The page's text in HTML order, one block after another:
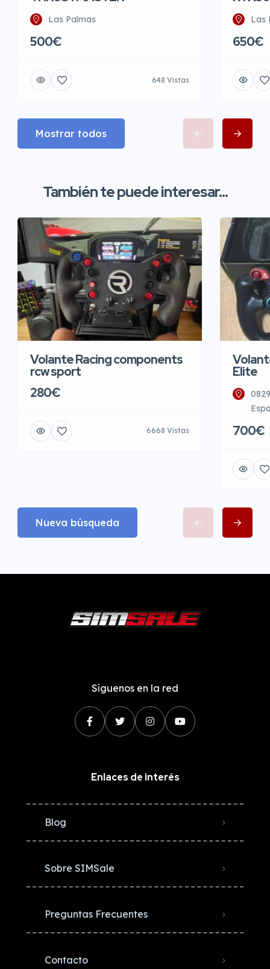
Las Palmas
500€
648 Vistas
Las
650€
Mostrar todos
También te puede interesar...
Volante Racing components
rcw sport
280€
6668 Vistas
Elite
700€
Nueva búsqueda
Síguenos en la red
Enlaces de interés
Blog
Sobre SIMSale
Preguntas Frecuentes
Contacto